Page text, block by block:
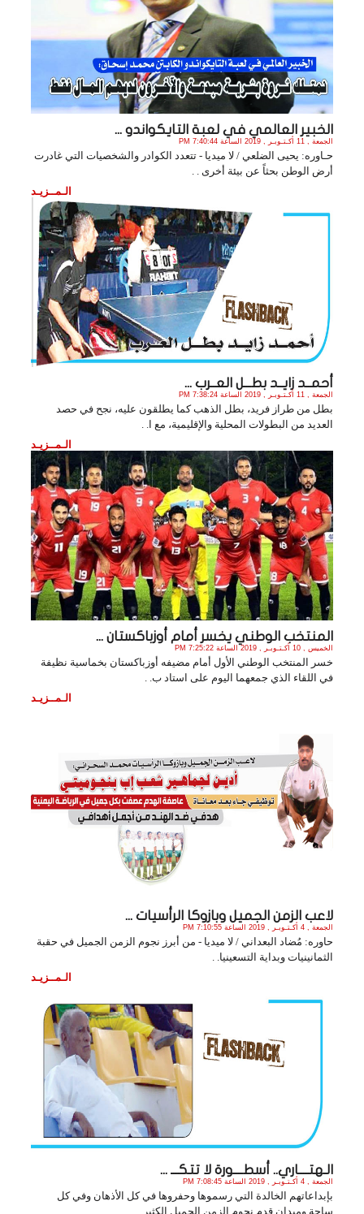
الخبير العالمي في لعبة التايكواندو ...
الجمعة , 11 أكـتـوبـر , 2019 الساعة 7:40:44 PM
حـاوره: يحيى الضلعي / لا ميديا - تتعدد الكوادر والشخصيات التي غادرت
أرض الوطن بحثاً عن بيئة أخرى . .
الـمــزيـد
أحمــد زايــد بطـــل العــرب ...
الجمعة , 11 أكـتـوبـر , 2019 الساعة 7:38:24 PM
بطل من طراز فريد، بطل الذهب كما يطلقون عليه، نجح في حصد
العديد من البطولات المحلية والإقليمية، مع ا. .
الـمــزيـد
المنتخب الوطني يخسر أمام أوزباكستان ...
الخميس , 10 أكـتـوبـر , 2019 الساعة 7:25:22 PM
خسر المنتخب الوطني الأول أمام مضيفه أوزباكستان بخماسية نظيفة
في اللقاء الذي جمعهما اليوم على استاد ب. .
الـمــزيـد
لاعب الزمن الجميل وبازوكا الرأسيات ...
الجمعة , 4 أكـتـوبـر , 2019 الساعة 7:10:55 PM
حاوره: مُضاد البعداني / لا ميديا - من أبرز نجوم الزمن الجميل في حقبة
الثمانينيات وبداية التسعينيا. .
الـمــزيـد
الـهتــــاري.. أسطــــورة لا تتكـــ ...
الجمعة , 4 أكـتـوبـر , 2019 الساعة 7:08:45 PM
بإبداعاتهم الخالدة التي رسموها وحفروها في كل الأذهان وفي كل
ساحة وميدان قدم نجوم الزمن الجميل الكثير. .